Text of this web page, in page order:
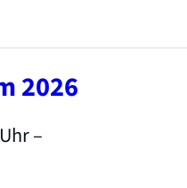
2026
Uhr –